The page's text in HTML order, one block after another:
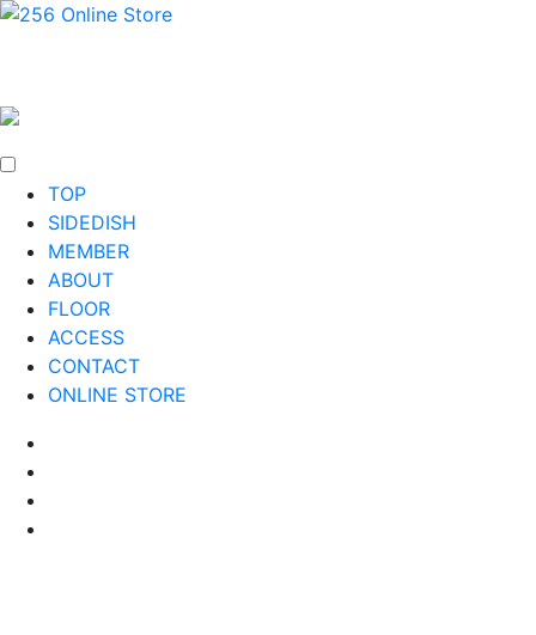
TOP
SIDEDISH
MEMBER
ABOUT
FLOOR
ACCESS
CONTACT
ONLINE STORE